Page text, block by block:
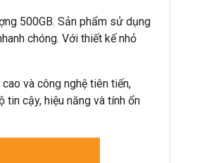
500GB. Sản phẩm sử dụng
chóng. Với thiết kế nhỏ
và công nghệ tiên tiến,
cậy, hiệu năng và tính ổn